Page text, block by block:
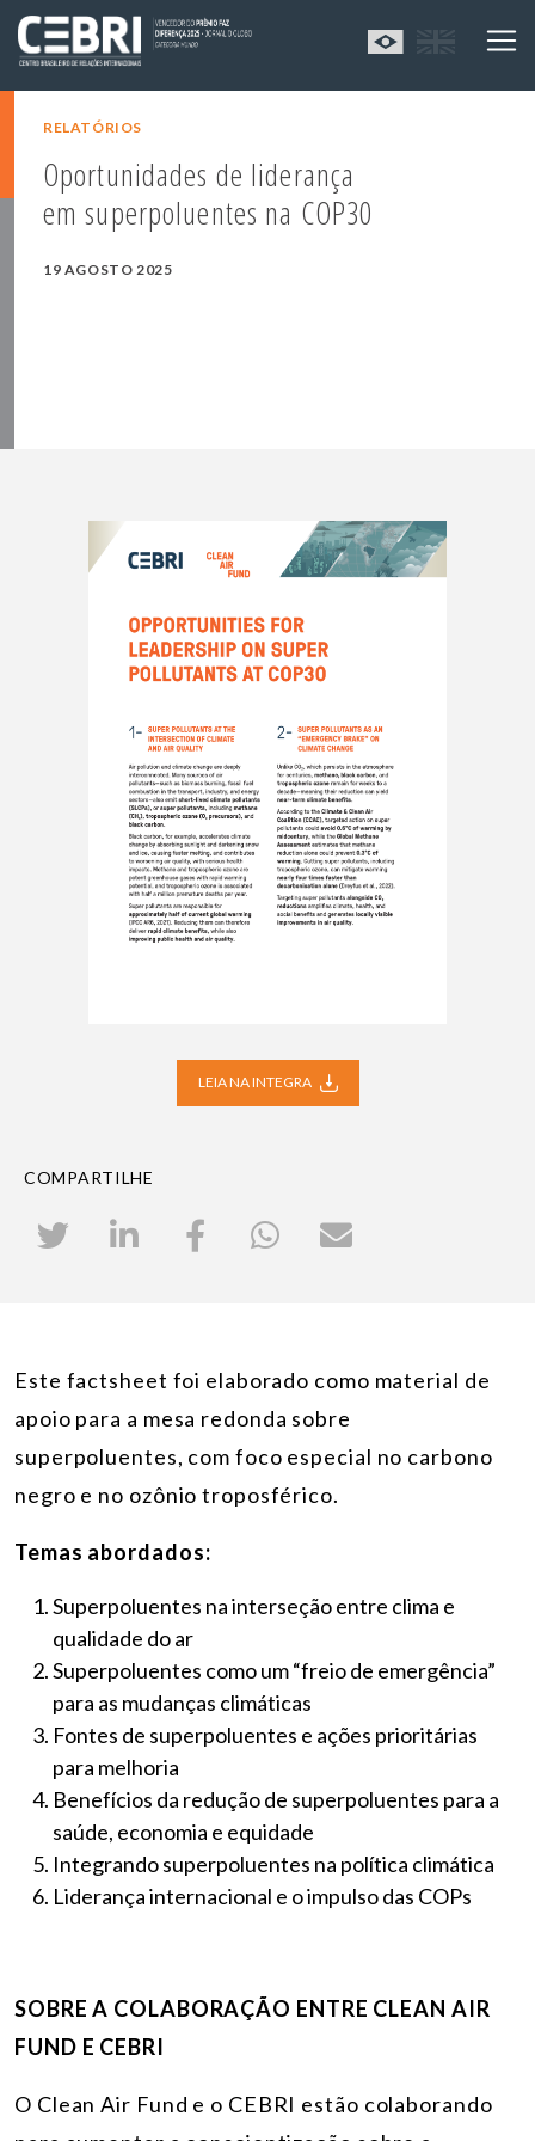
RELATÓRIOS
Oportunidades de liderança
em superpoluentes na COP30
19 AGOSTO 2025
LEIA NA INTEGRA
COMPARTILHE
Este factsheet foi elaborado como material de
apoio para a mesa redonda sobre
superpoluentes, com foco especial no carbono
negro e no ozônio troposférico.
Temas abordados:
Superpoluentes na interseção entre clima e
qualidade do ar
Superpoluentes como um “freio de emergência”
para as mudanças climáticas
Fontes de superpoluentes e ações prioritárias
para melhoria
Benefícios da redução de superpoluentes para a
saúde, economia e equidade
Integrando superpoluentes na política climática
Liderança internacional e o impulso das COPs
SOBRE A COLABORAÇÃO ENTRE CLEAN AIR
FUND E CEBRI
O Clean Air Fund e o CEBRI estão colaborando